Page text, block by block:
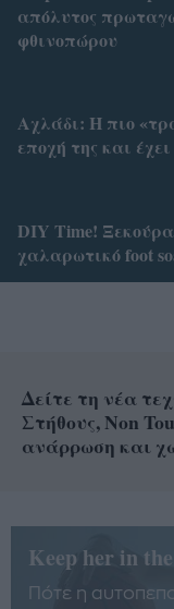
απόλυτος
φθινοπώρου
Αχλάδι: Η πιο
εποχή της και
DIY Time!
χαλαρωτικό foot
Δείτε τη νέα
Στήθους, Non
ανάρρωση και
Keep her in
Πότε η